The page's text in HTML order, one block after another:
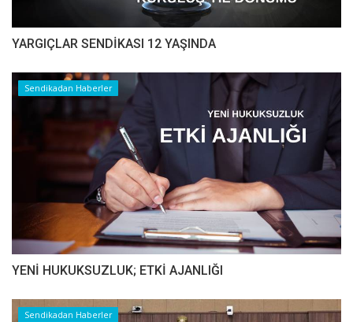
YARGIÇLAR SENDİKASI 12 YAŞINDA
Sendikadan Haberler
YENİ HUKUKSUZLUK; ETKİ AJANLIĞI
Sendikadan Haberler